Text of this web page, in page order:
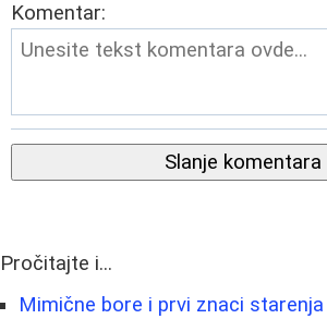
Komentar:
Slanje komentara
Pročitajte i...
Mimične bore i prvi znaci